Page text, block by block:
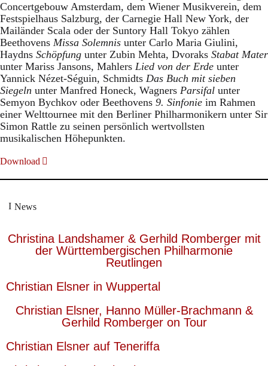
Concertgebouw Amsterdam, dem Wiener Musikverein, dem
Festspielhaus Salzburg, der Carnegie Hall New York, der
Mailänder Scala oder der Suntory Hall Tokyo zählen
Beethovens Missa Solemnis unter Carlo Maria Giulini,
Haydns Schöpfung unter Zubin Mehta, Dvoraks Stabat Mater
unter Mariss Jansons, Mahlers Lied von der Erde unter
Yannick Nézet-Séguin, Schmidts Das Buch mit sieben
Siegeln unter Manfred Honeck, Wagners Parsifal unter
Semyon Bychkov oder Beethovens 9. Sinfonie im Rahmen
einer Welttournee mit den Berliner Philharmonikern unter Sir
Simon Rattle zu seinen persönlich wertvollsten
musikalischen Höhepunkten.
Download
News
Christina Landshamer & Gerhild Romberger mit
der Württembergischen Philharmonie
Reutlingen
Christian Elsner in Wuppertal
Christian Elsner, Hanno Müller-Brachmann &
Gerhild Romberger on Tour
Christian Elsner auf Teneriffa